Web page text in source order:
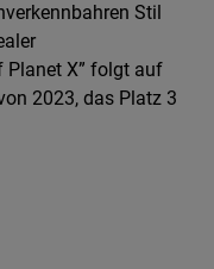
Stil
Planet X” folgt auf
2023, das Platz 3